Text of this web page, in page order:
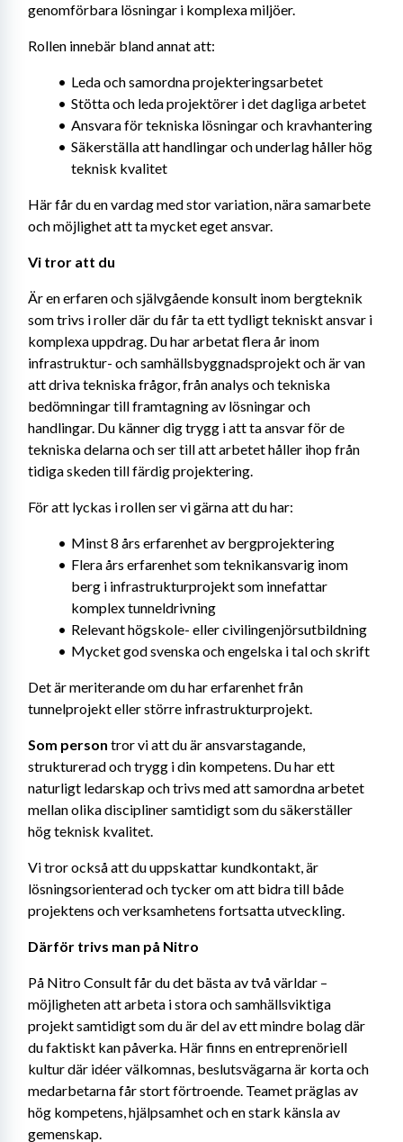
genomförbara lösningar i komplexa miljöer.
Rollen innebär bland annat att:
Leda och samordna projekteringsarbetet
Stötta och leda projektörer i det dagliga arbetet
Ansvara för tekniska lösningar och kravhantering
Säkerställa att handlingar och underlag håller hög
teknisk kvalitet
Här får du en vardag med stor variation, nära samarbete
och möjlighet att ta mycket eget ansvar.
Vi tror att du
Är en erfaren och självgående konsult inom bergteknik
som trivs i roller där du får ta ett tydligt tekniskt ansvar i
komplexa uppdrag. Du har arbetat flera år inom
infrastruktur- och samhällsbyggnadsprojekt och är van
att driva tekniska frågor, från analys och tekniska
bedömningar till framtagning av lösningar och
handlingar. Du känner dig trygg i att ta ansvar för de
tekniska delarna och ser till att arbetet håller ihop från
tidiga skeden till färdig projektering.
För att lyckas i rollen ser vi gärna att du har:
Minst 8 års erfarenhet av bergprojektering
Flera års erfarenhet som teknikansvarig inom
berg i infrastrukturprojekt som innefattar
komplex tunneldrivning
Relevant högskole- eller civilingenjörsutbildning
Mycket god svenska och engelska i tal och skrift
Det är meriterande om du har erfarenhet från
tunnelprojekt eller större infrastrukturprojekt.
Som person tror vi att du är ansvarstagande,
strukturerad och trygg i din kompetens. Du har ett
naturligt ledarskap och trivs med att samordna arbetet
mellan olika discipliner samtidigt som du säkerställer
hög teknisk kvalitet.
Vi tror också att du uppskattar kundkontakt, är
lösningsorienterad och tycker om att bidra till både
projektens och verksamhetens fortsatta utveckling.
Därför trivs man på Nitro
På Nitro Consult får du det bästa av två världar –
möjligheten att arbeta i stora och samhällsviktiga
projekt samtidigt som du är del av ett mindre bolag där
du faktiskt kan påverka. Här finns en entreprenöriell
kultur där idéer välkomnas, beslutsvägarna är korta och
medarbetarna får stort förtroende. Teamet präglas av
hög kompetens, hjälpsamhet och en stark känsla av
gemenskap.